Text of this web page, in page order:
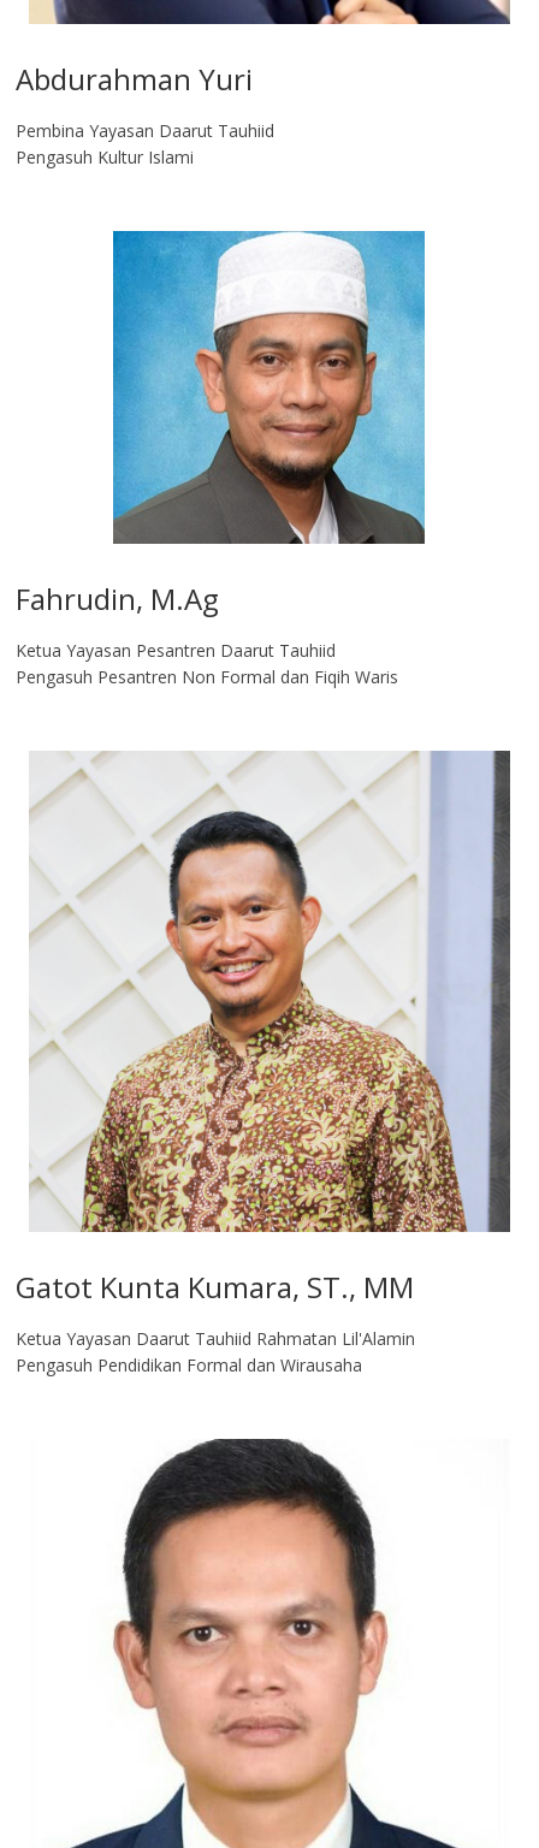
Abdurahman Yuri
Pembina Yayasan Daarut Tauhiid
Pengasuh Kultur Islami
Fahrudin, M.Ag​
Ketua Yayasan Pesantren Daarut Tauhiid
Pengasuh Pesantren Non Formal dan Fiqih Waris
Gatot Kunta Kumara, ST., MM
Ketua Yayasan Daarut Tauhiid Rahmatan Lil'Alamin
Pengasuh Pendidikan Formal dan Wirausaha